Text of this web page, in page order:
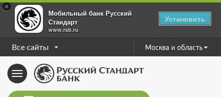
×
Мобильный банк Русский
Стандарт
www.rsb.ru
Установить
Все сайты Москва и область
Toggle
navigation